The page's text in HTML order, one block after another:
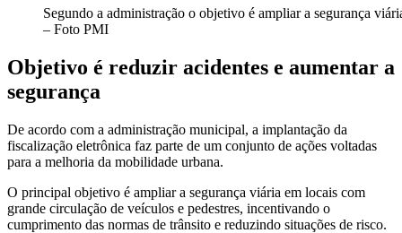
Segundo a administração o objetivo é ampliar a segurança
– Foto PMI
Objetivo é reduzir acidentes e aumentar a
segurança
De acordo com a administração municipal, a implantação da
fiscalização eletrônica faz parte de um conjunto de ações voltadas
para a melhoria da mobilidade urbana.
O principal objetivo é ampliar a segurança viária em locais com
grande circulação de veículos e pedestres, incentivando o
cumprimento das normas de trânsito e reduzindo situações de risco.